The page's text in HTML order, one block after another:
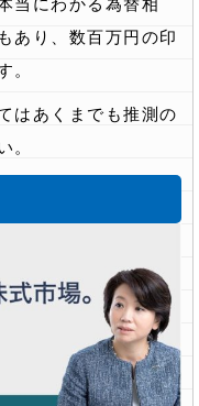
当にわかる為替相
あり、数百万円の印
。
はあくまでも推測の
。